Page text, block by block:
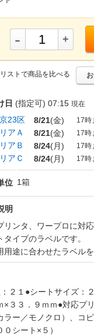
- +
ストで商品を比べる
日 (指定可) 07:15 現在
23区 8/21(金) 17時
アＡ 8/21(金) 17時
アＢ 8/24(月) 17時
アＣ 8/24(月) 17時
位 1箱
明
リンタ、ワープロに対
タイプのラベルです。
用途に合わせたラベル
２１●シートサイズ：
×３３．９ｍｍ●対応プ
ラー／モノクロ）、コ
０シート×５）